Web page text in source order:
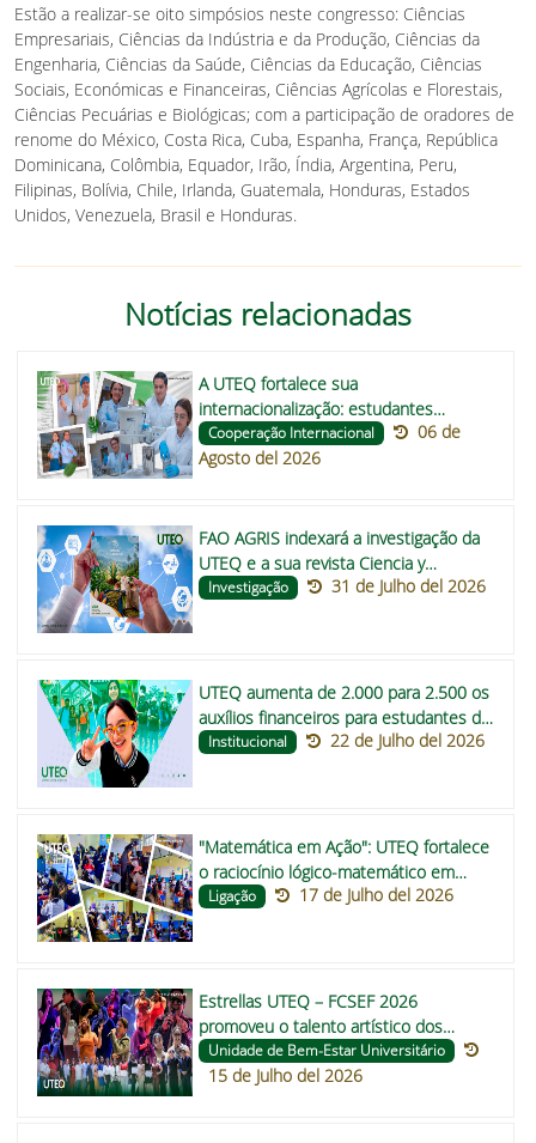
Estão a realizar-se oito simpósios neste congresso: Ciências
Empresariais, Ciências da Indústria e da Produção, Ciências da
Engenharia, Ciências da Saúde, Ciências da Educação, Ciências
Sociais, Económicas e Financeiras, Ciências Agrícolas e Florestais,
Ciências Pecuárias e Biológicas; com a participação de oradores de
renome do México, Costa Rica, Cuba, Espanha, França, República
Dominicana, Colômbia, Equador, Irão, Índia, Argentina, Peru,
Filipinas, Bolívia, Chile, Irlanda, Guatemala, Honduras, Estados
Unidos, Venezuela, Brasil e Honduras.
Notícias relacionadas
A UTEQ fortalece sua
internacionalização: estudantes
hondurenhos desenvolverão trabalhos
de conclusão de curso sobre
da América Central
Cooperação Internacional
06 de
Agosto del 2026
FAO AGRIS indexará a investigação da
UTEQ e a sua revista Ciencia y
Tecnología
Investigação 31 de Julho del 2026
UTEQ aumenta de 2.000 para 2.500 os
auxílios financeiros para estudantes de
graduação em 2026
Institucional 22 de Julho del 2026
"Matemática em Ação": UTEQ fortalece
o raciocínio lógico-matemático em
escolas de Buena Fe e Valencia
Ligação 17 de Julho del 2026
Estrellas UTEQ – FCSEF 2026
promoveu o talento artístico dos
estudantes
Unidade de Bem-Estar Universitário
15 de Julho del 2026